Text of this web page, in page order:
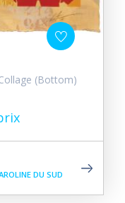
(Bottom)
DU SUD